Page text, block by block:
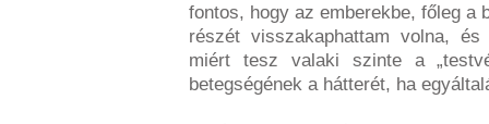
fontos, hogy az emberekbe, főleg a
részét visszakaphattam volna,
miért tesz valaki szinte a
betegségének a hátterét, ha